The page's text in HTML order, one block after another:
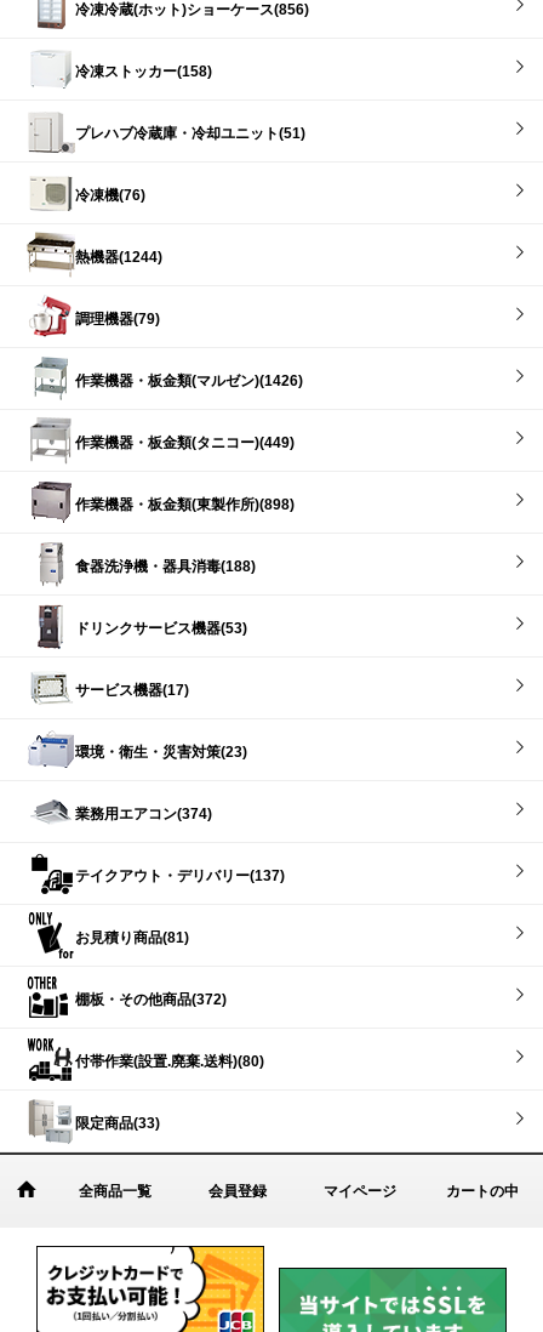
冷凍冷蔵(ホット)ショーケース(856)
冷凍ストッカー(158)
プレハブ冷蔵庫・冷却ユニット(51)
冷凍機(76)
熱機器(1244)
調理機器(79)
作業機器・板金類(マルゼン)(1426)
作業機器・板金類(タニコー)(449)
作業機器・板金類(東製作所)(898)
食器洗浄機・器具消毒(188)
ドリンクサービス機器(53)
サービス機器(17)
環境・衛生・災害対策(23)
業務用エアコン(374)
テイクアウト・デリバリー(137)
お見積り商品(81)
棚板・その他商品(372)
付帯作業(設置.廃棄.送料)(80)
限定商品(33)
全商品一覧 会員登録 マイページ カートの中